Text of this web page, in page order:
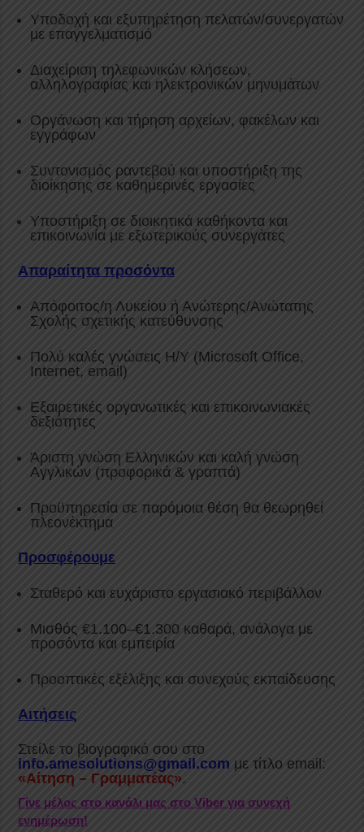
Υποδοχή και εξυπηρέτηση πελατών/συνεργατών
με επαγγελματισμό
Διαχείριση τηλεφωνικών κλήσεων,
αλληλογραφίας και ηλεκτρονικών μηνυμάτων
Οργάνωση και τήρηση αρχείων, φακέλων και
εγγράφων
Συντονισμός ραντεβού και υποστήριξη της
διοίκησης σε καθημερινές εργασίες
Υποστήριξη σε διοικητικά καθήκοντα και
επικοινωνία με εξωτερικούς συνεργάτες
Απαραίτητα προσόντα
Απόφοιτος/η Λυκείου ή Ανώτερης/Ανώτατης
Σχολής σχετικής κατεύθυνσης
Πολύ καλές γνώσεις Η/Υ (Microsoft Office,
Internet, email)
Εξαιρετικές οργανωτικές και επικοινωνιακές
δεξιότητες
Άριστη γνώση Ελληνικών και καλή γνώση
Αγγλικών (προφορικά & γραπτά)
Προϋπηρεσία σε παρόμοια θέση θα θεωρηθεί
πλεονέκτημα
Προσφέρουμε
Σταθερό και ευχάριστο εργασιακό περιβάλλον
Μισθός €1.100–€1.300 καθαρά, ανάλογα με
προσόντα και εμπειρία
Προοπτικές εξέλιξης και συνεχούς εκπαίδευσης
Αιτήσεις
Στείλε το βιογραφικό σου στο
info.amesolutions@gmail.com με τίτλο email:
«Αίτηση – Γραμματέας».
Γίνε μέλος στο κανάλι μας στο Viber για συνεχή
ενημέρωση!